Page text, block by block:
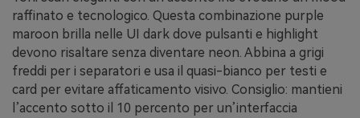
raffinato e tecnologico. Questa combinazione purple
maroon brilla nelle UI dark dove pulsanti e highlight
devono risaltare senza diventare neon. Abbina a grigi
freddi per i separatori e usa il quasi-bianco per testi e
card per evitare affaticamento visivo. Consiglio: mantieni
l’accento sotto il 10 percento per un’interfaccia